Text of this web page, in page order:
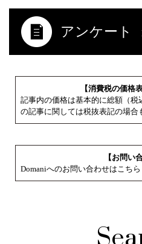
アンケート
【消費税の価格
記事内の価格は基本的に総額（税
の記事に関しては税抜表記の場合
【お問い
Domaniへのお問い合わせはこちら